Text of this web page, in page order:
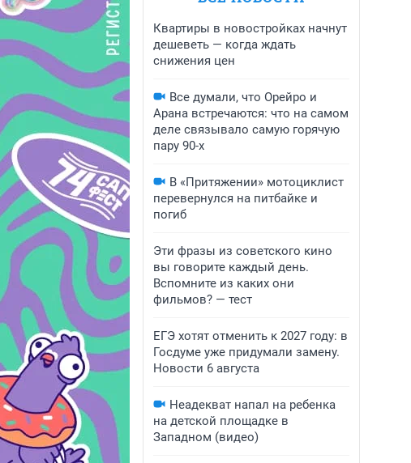
Квартиры в новостройках начнут
дешеветь — когда ждать
снижения цен
Все думали, что Орейро и
Арана встречаются: что на самом
деле связывало самую горячую
пару 90-х
В «Притяжении» мотоциклист
перевернулся на питбайке и
погиб
Эти фразы из советского кино
вы говорите каждый день.
Вспомните из каких они
фильмов? — тест
ЕГЭ хотят отменить к 2027 году: в
Госдуме уже придумали замену.
Новости 6 августа
Неадекват напал на ребенка
на детской площадке в
Западном (видео)